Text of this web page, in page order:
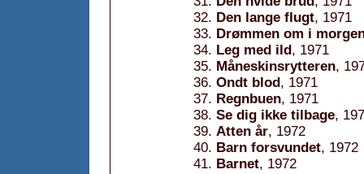
Den lange flugt, 1971
Drømmen om i
Leg med ild, 1971
Måneskinsrytteren,
Ondt blod, 1971
Regnbuen, 1971
Se dig ikke tilbage,
Atten år, 1972
Barn forsvundet, 1972
Barnet, 1972